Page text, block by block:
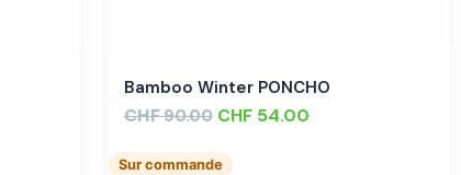
Bamboo Winter PONCHO
CHF90.00 CHF54.00
Sur commande